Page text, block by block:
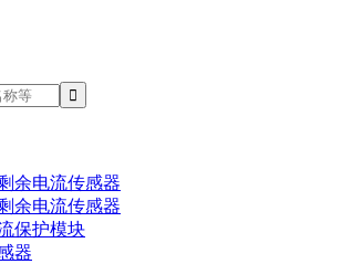
余电流传感器
余电流传感器
保护模块
器